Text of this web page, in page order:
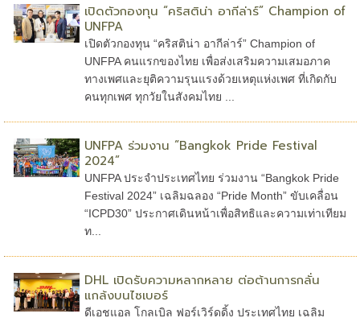
เปิดตัวกองทุน “คริสติน่า อากีล่าร์” Champion of
UNFPA
เปิดตัวกองทุน “คริสติน่า อากีล่าร์” Champion of
UNFPA คนแรกของไทย เพื่อส่งเสริมความเสมอภาค
ทางเพศและยุติความรุนแรงด้วยเหตุแห่งเพศ ที่เกิดกับ
คนทุกเพศ ทุกวัยในสังคมไทย ...
UNFPA ร่วมงาน “Bangkok Pride Festival
2024”
UNFPA ประจำประเทศไทย ร่วมงาน “Bangkok Pride
Festival 2024” เฉลิมฉลอง “Pride Month” ขับเคลื่อน
“ICPD30” ประกาศเดินหน้าเพื่อสิทธิและความเท่าเทียม
ท...
DHL เปิดรับความหลากหลาย ต่อต้านการกลั่น
แกล้งบนไซเบอร์
ดีเอชแอล โกลเบิล ฟอร์เวิร์ดดิ้ง ประเทศไทย เฉลิม